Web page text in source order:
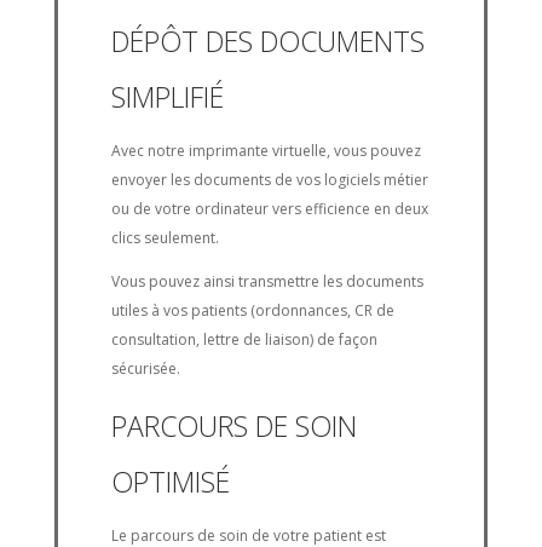
DÉPÔT DES DOCUMENTS
SIMPLIFIÉ
Avec notre imprimante virtuelle, vous pouvez
envoyer les documents de vos logiciels métier
ou de votre ordinateur vers efficience en deux
clics seulement.
Vous pouvez ainsi transmettre les documents
utiles à vos patients (ordonnances, CR de
consultation, lettre de liaison) de façon
sécurisée.
PARCOURS DE SOIN
OPTIMISÉ
Le parcours de soin de votre patient est